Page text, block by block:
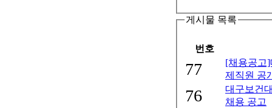
게시물 목록
번호
77
[채용공고
제직원 공
76
대구보건
채용 공고